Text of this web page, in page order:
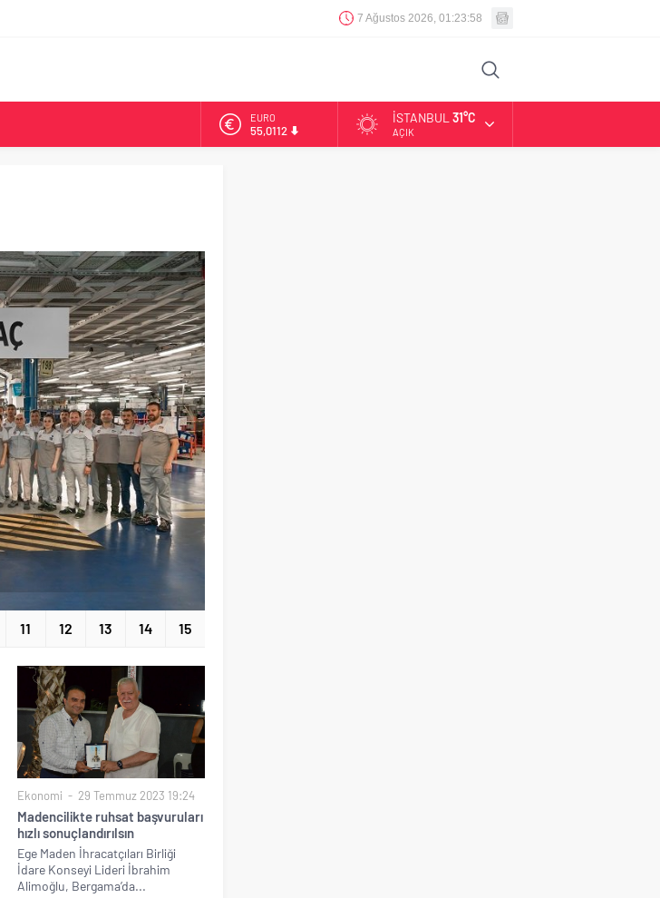
7 Ağustos 2026, 01:23:59
EURO
55,0112
İSTANBUL 31°C
AÇIK
11 12 13 14 15
Ekonomi 29 Temmuz 2023 19:24
Madencilikte ruhsat başvuruları
hızlı sonuçlandırılsın
Ege Maden İhracatçıları Birliği
İdare Konseyi Lideri İbrahim
Alimoğlu, Bergama’da...